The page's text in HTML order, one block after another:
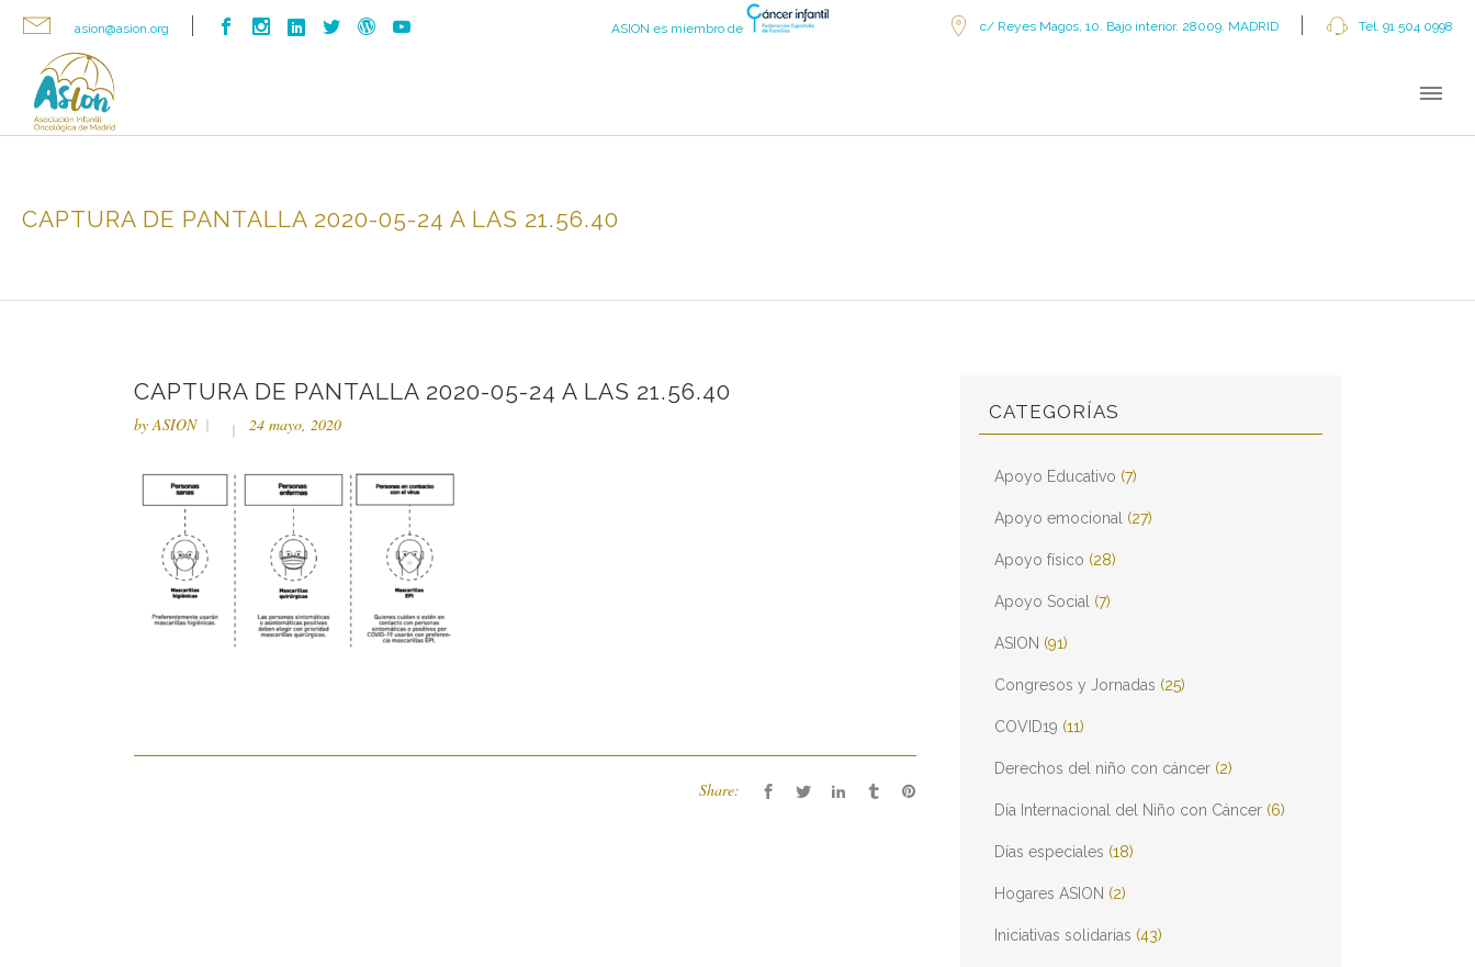
asion@asion.org ASION es miembro de c/ Reyes Magos, 10. Bajo interior. 28009. MADRID Tel. 91 504 0998
CAPTURA DE PANTALLA 2020-05-24 A LAS 21.56.40
CAPTURA DE PANTALLA 2020-05-24 A LAS 21.56.40
byASION 24 mayo, 2020
Share:
CATEGORÍAS
Apoyo Educativo (7)
Apoyo emocional (27)
Apoyo físico (28)
Apoyo Social (7)
ASION (91)
Congresos y Jornadas (25)
COVID19 (11)
Derechos del niño con cáncer (2)
Día Internacional del Niño con Cáncer (6)
Días especiales (18)
Hogares ASION (2)
Iniciativas solidarias (43)